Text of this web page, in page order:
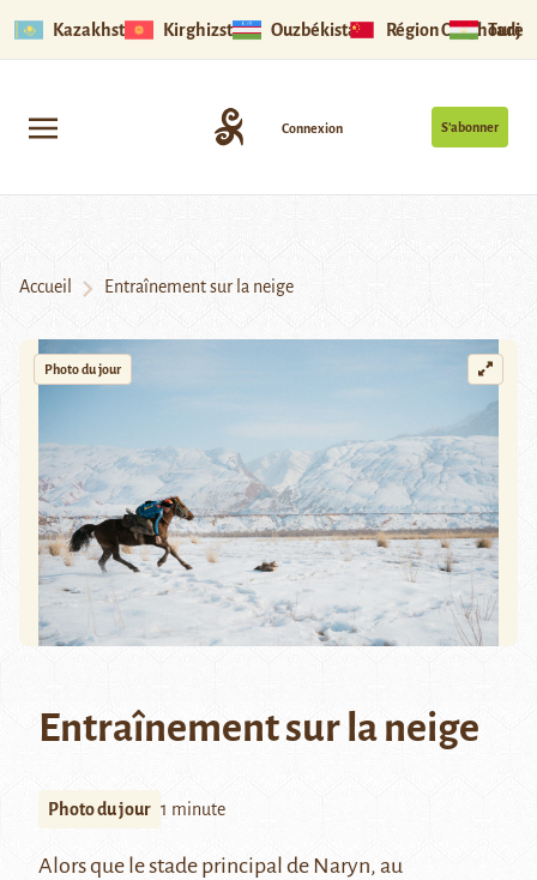
Kazakhstan Kirghizstan Ouzbékistan Région Ouïghoure
S’abonner
Connexion
Accueil Entraînement sur la neige
Photo du jour
Entraînement sur la neige
Photo du jour 1 minute
Alors que le stade principal de Naryn, au